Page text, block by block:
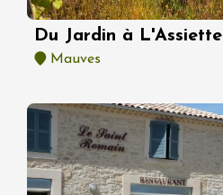
Du Jardin à L'Assiette
Mauves